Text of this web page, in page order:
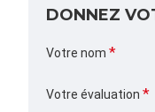
DONNEZ
Votre nom
Votre évaluation